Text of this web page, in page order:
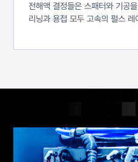
전해액 결정들은 스패터와 기공
리닝과 용접 모두 고속의 펄스